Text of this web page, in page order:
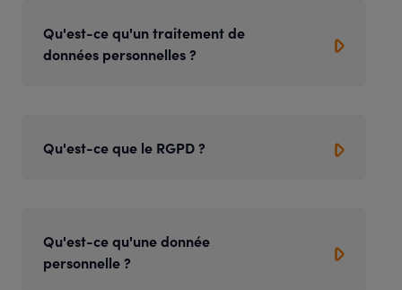
Qu'est-ce qu'un traitement de
données personnelles ?
Qu'est-ce que le RGPD ?
Qu'est-ce qu'une donnée
personnelle ?